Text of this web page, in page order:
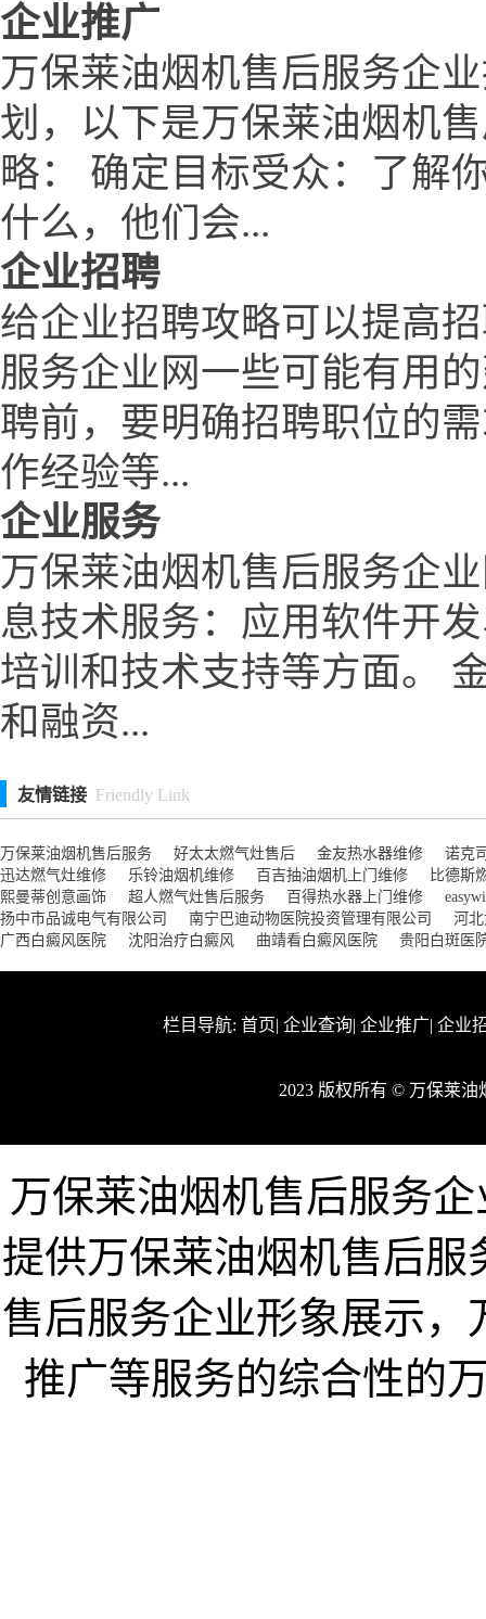
企业推广
万保莱油烟机售后服务企
划，以下是万保莱油烟机
略： 确定目标受众：了解
什么，他们会...
企业招聘
给企业招聘攻略可以提高
服务企业网一些可能有用
聘前，要明确招聘职位的
作经验等...
企业服务
万保莱油烟机售后服务企
息技术服务：应用软件开
培训和技术支持等方面。
和融资...
友情链接 Friendly Link
万保莱油烟机售后服务 好太太燃气灶售后 金友热水器维修
诺克
迅达燃气灶维修
乐铃油烟机维修 百吉抽油烟机上门维修
比德斯
熙曼蒂创意画饰
超人燃气灶售后服务 百得热水器上门维修
扬中市品诚电气有限公司
南宁巴迪动物医院投资管理有限公司
河
广西白癜风医院
沈阳治疗白癜风 曲靖看白癜风医院 贵阳白斑医
栏目导航: 首页| 企业查询| 企业推广| 企业
2023 版权所有 © 万保莱
万保莱油烟机售后服务
提供万保莱油烟机售后
售后服务企业形象展示
推广等服务的综合性的